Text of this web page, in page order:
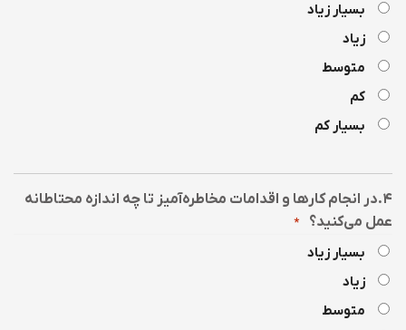
بسیار زیاد
زیاد
متوسط
کم
بسیار کم
۴.در انجام کارها و اقدامات مخاطره‌آمیز تا چه اندازه محتاطانه
عمل می‌کنید؟
*
بسیار زیاد
زیاد
متوسط